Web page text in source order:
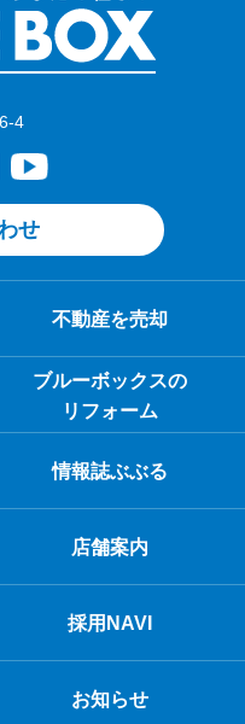
4
せ
不動産を売却
ブルーボックスの
リフォーム
情報誌ぶぶる
店舗案内
採用NAVI
お知らせ